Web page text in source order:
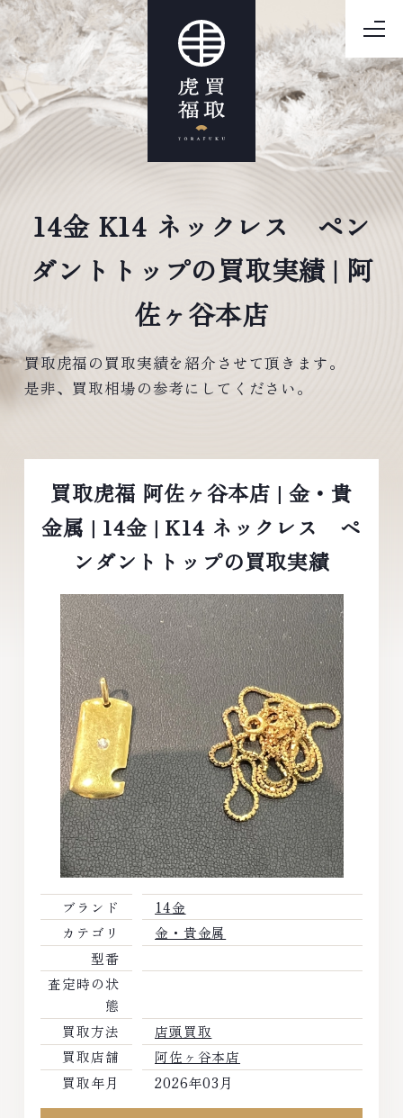
14金 K14 ネックレス ペン
ダントトップの買取実績 | 阿
佐ヶ谷本店
買取虎福の買取実績を紹介させて頂きます。
是非、買取相場の参考にしてください。
買取虎福 阿佐ヶ谷本店 | 金・貴
金属 | 14金 | K14 ネックレス ペ
ンダントトップの買取実績
ブランド
14金
カテゴリ
金・貴金属
型番
査定時の状
態
買取方法
店頭買取
買取店舗
阿佐ヶ谷本店
買取年月
2026年03月